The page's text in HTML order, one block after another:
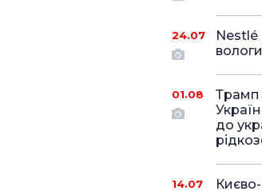
24.07
Nestlé
01.08
Трамп
до
14.07